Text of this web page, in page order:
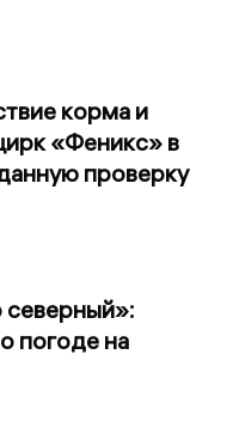
корма и
«Феникс» в
проверку
северный»:
погоде на